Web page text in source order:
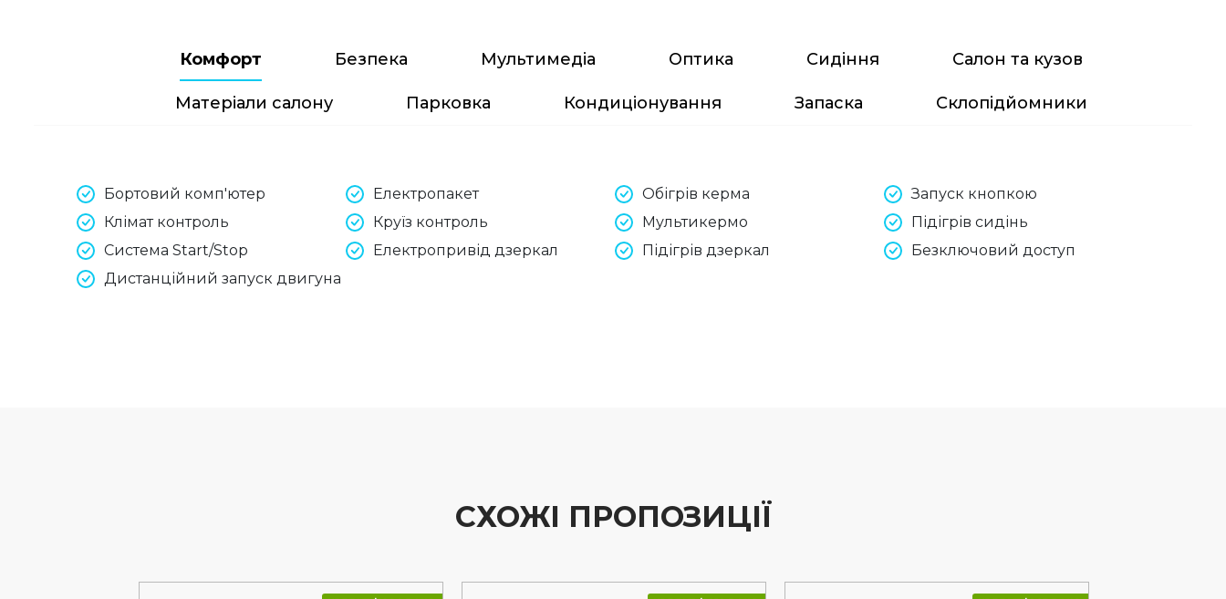
Комфорт Безпека Мультимедіа Оптика Сидіння Салон та кузов
Матеріали салону Парковка Кондиціонування Запаска Склопідйомники
Бортовий комп'ютер Електропакет Обігрів керма
Запуск кнопкою
Клімат контроль
Круїз контроль Мультикермо
Підігрів сидінь
Система Start/Stop
Електропривід дзеркал Підігрів дзеркал
Безключовий доступ
Дистанційний запуск двигуна
СХОЖІ ПРОПОЗИЦІЇ